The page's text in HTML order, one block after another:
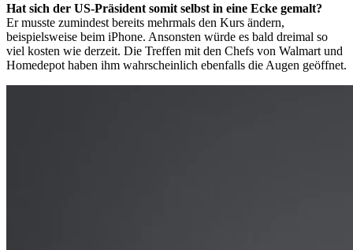
Hat sich der US-Präsident somit selbst in eine Ecke gemalt?
Er musste zumindest bereits mehrmals den Kurs ändern,
beispielsweise beim iPhone. Ansonsten würde es bald dreimal so
viel kosten wie derzeit. Die Treffen mit den Chefs von Walmart und
Homedepot haben ihm wahrscheinlich ebenfalls die Augen geöffnet.